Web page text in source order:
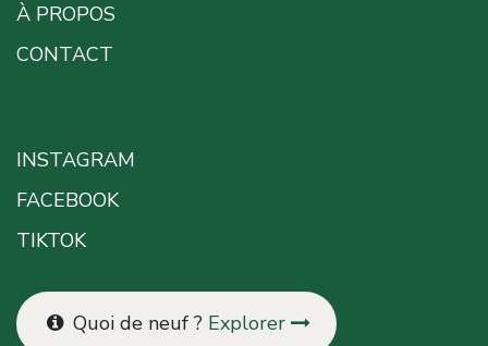
À PROPOS
CONTACT
INSTAGRAM
FACEBOOK
TIKTOK
Quoi de neuf ? Explorer